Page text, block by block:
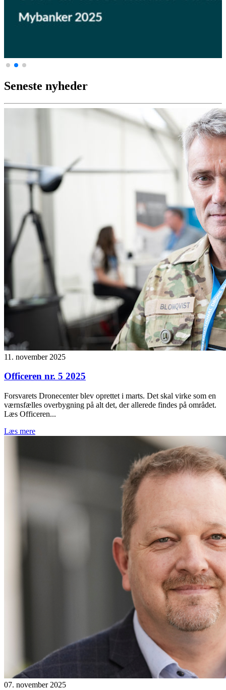
Seneste nyheder
11. november 2025
Officeren nr. 5 2025
Forsvarets Dronecenter blev oprettet i marts. Det skal virke som en
værnsfælles overbygning på alt det, der allerede findes på området.
Læs Officeren...
Læs mere
07. november 2025